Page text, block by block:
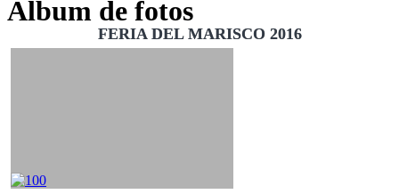
Álbum de fotos
FERIA DEL MARISCO 2016